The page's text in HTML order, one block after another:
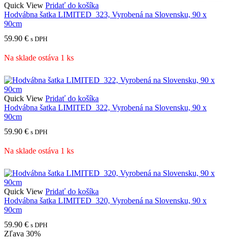
Quick View Pridať do košíka
Hodvábna šatka LIMITED_323, Vyrobená na Slovensku, 90 x
90cm
59.90 € s DPH
Na sklade ostáva 1 ks
Quick View Pridať do košíka
Hodvábna šatka LIMITED_322, Vyrobená na Slovensku, 90 x
90cm
59.90 € s DPH
Na sklade ostáva 1 ks
Quick View Pridať do košíka
Hodvábna šatka LIMITED_320, Vyrobená na Slovensku, 90 x
90cm
59.90 € s DPH
Zľava 30%